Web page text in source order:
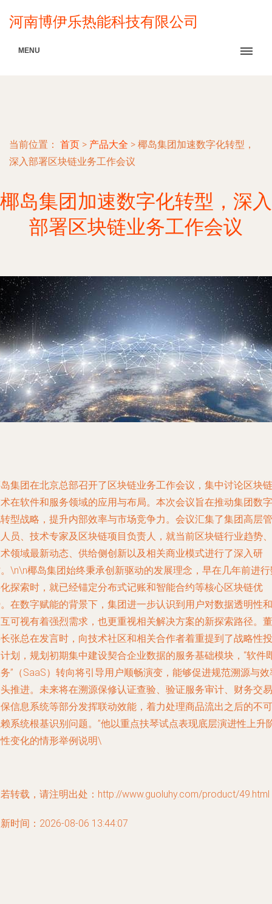
河南博伊乐热能科技有限公司
MENU
当前位置： 首页 > 产品大全 > 椰岛集团加速数字化转型，
深入部署区块链业务工作会议
椰岛集团加速数字化转型，深入
部署区块链业务工作会议
集团在北京总部召开了区块链业务工作会议，集中讨论区块链
在软件和服务领域的应用与布局。本次会议旨在推动集团数字
型战略，提升内部效率与市场竞争力。会议汇集了集团高层管
员、技术专家及区块链项目负责人，就当前区块链行业趋势、
领域最新动态、供给侧创新以及相关商业模式进行了深入研
\n\n椰岛集团始终秉承创新驱动的发展理念，早在几年前进
探索时，就已经锚定分布式记账和智能合约等核心区块链优
在数字赋能的背景下，集团进一步认识到用户对数据透明性和
可视有着强烈需求，也更重视相关解决方案的新探索路径。董
张总在发言时，向技术社区和相关合作者着重提到了战略性投
划，规划初期集中建设契合企业数据的服务基础模块，“软件
”（SaaS）转向将引导用户顺畅演变，能够促进规范溯源与效
推进。未来将在溯源保修认证查验、验证服务审计、财务交易
信息系统等部分发挥联动效能，着力处理商品流出之后的不可
系统根基识别问题。”他以重点扶琴试点表现底层演进性上升
变化的情形举例说明\
转载，请注明出处：http://www.guoluhy.com/product/49.html
时间：2026-08-06 13:44:07